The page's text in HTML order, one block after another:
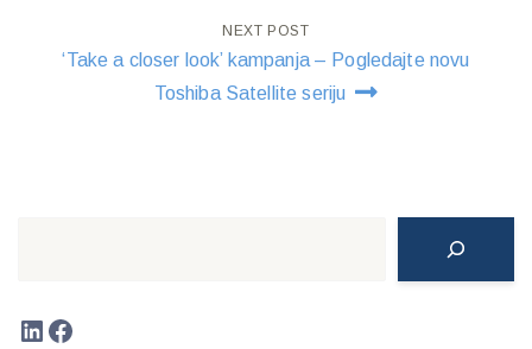
NEXT POST
‘Take a closer look’ kampanja – Pogledajte novu
Toshiba Satellite seriju
LinkedIn
Facebook